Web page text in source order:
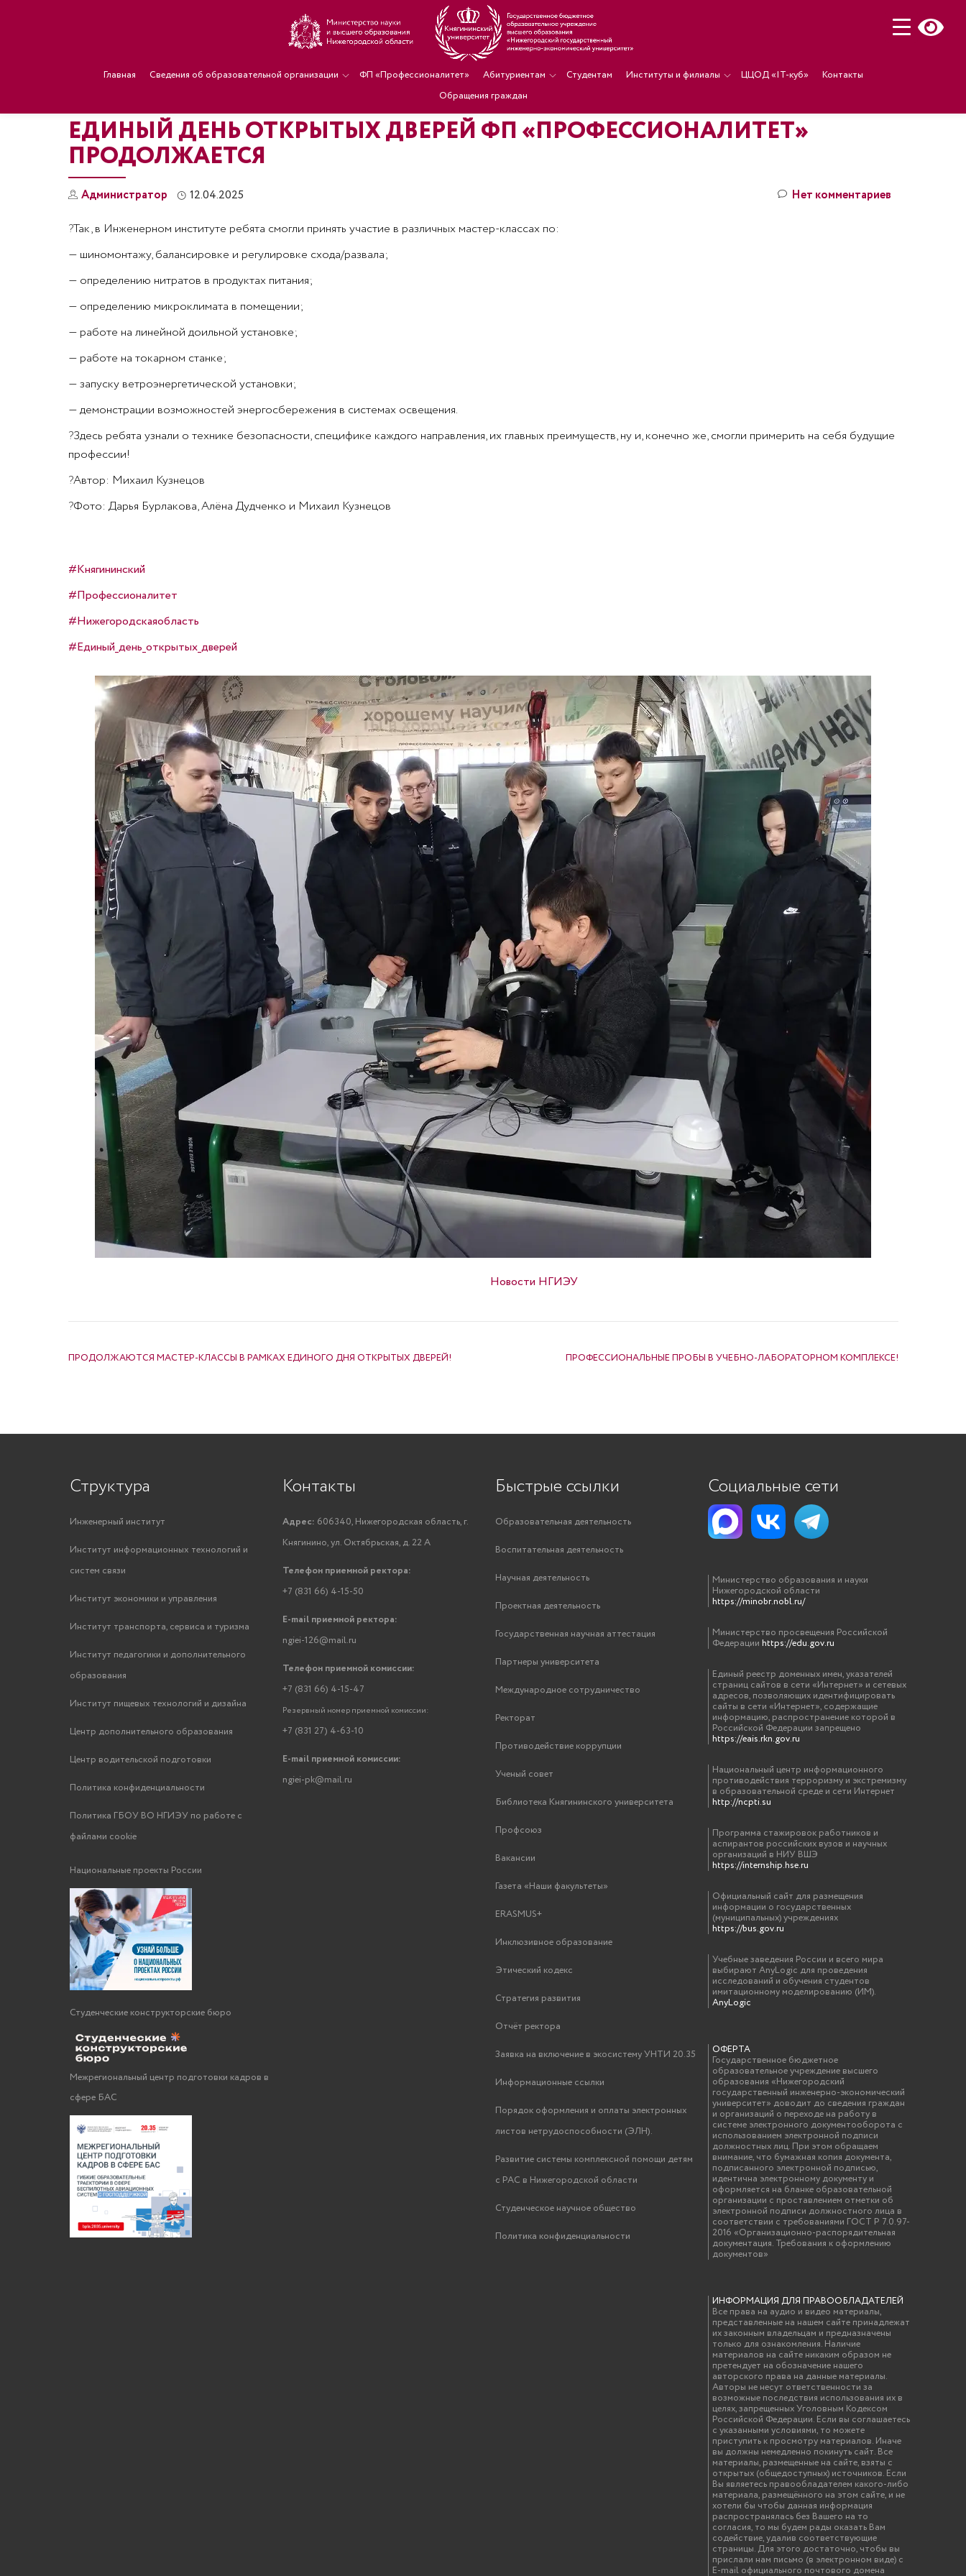
Главная Сведения об образовательной организации ФП «Профессионалитет» Абитуриентам Студентам Институты и филиалы ЦЦОД «IT-куб»
Контакты
Обращения граждан
ЕДИНЫЙ ДЕНЬ ОТКРЫТЫХ ДВЕРЕЙ ФП «ПРОФЕССИОНАЛИТЕТ»
ПРОДОЛЖАЕТСЯ
Администратор 12.04.2025 Нет комментариев
?Так, в Инженерном институте ребята смогли принять участие в различных мастер-классах по:
— шиномонтажу, балансировке и регулировке схода/развала;
— определению нитратов в продуктах питания;
— определению микроклимата в помещении;
— работе на линейной доильной установке;
— работе на токарном станке;
— запуску ветроэнергетической установки;
— демонстрации возможностей энергосбережения в системах освещения.
?Здесь ребята узнали о технике безопасности, специфике каждого направления, их главных преимуществ, ну и, конечно же, смогли примерить на себя будущие
профессии!
?Автор: Михаил Кузнецов
?Фото: Дарья Бурлакова, Алёна Дудченко и Михаил Кузнецов
#Княгининский
#Профессионалитет
#Нижегородскаяобласть
#Единый_день_открытых_дверей
Новости НГИЭУ
ПРОДОЛЖАЮТСЯ МАСТЕР-КЛАССЫ В РАМКАХ ЕДИНОГО ДНЯ ОТКРЫТЫХ ДВЕРЕЙ! ПРОФЕССИОНАЛЬНЫЕ ПРОБЫ В УЧЕБНО-ЛАБОРАТОРНОМ КОМПЛЕКСЕ!
Структура
Инженерный институт
Институт информационных технологий и
систем связи
Институт экономики и управления
Институт транспорта, сервиса и туризма
Институт педагогики и дополнительного
образования
Институт пищевых технологий и дизайна
Центр дополнительного образования
Центр водительской подготовки
Политика конфиденциальности
Политика ГБОУ ВО НГИЭУ по работе с
файлами cookie
Национальные проекты России
Студенческие конструкторские бюро
Межрегиональный центр подготовки кадров в
сфере БАС
Контакты
Адрес: 606340, Нижегородская область, г.
Княгинино, ул. Октябрьская, д. 22 А
Телефон приемной ректора:
+7 (831 66) 4-15-50
E-mail приемной ректора:
ngiei-126@mail.ru
Телефон приемной комиссии:
+7 (831 66) 4-15-47
Резервный номер приемной комиссии:
+7 (831 27) 4-63-10
E-mail приемной комиссии:
ngiei-pk@mail.ru
Быстрые ссылки
Образовательная деятельность
Воспитательная деятельность
Научная деятельность
Проектная деятельность
Государственная научная аттестация
Партнеры университета
Международное сотрудничество
Ректорат
Противодействие коррупции
Ученый совет
Библиотека Княгининского университета
Профсоюз
Вакансии
Газета «Наши факультеты»
ERASMUS+
Инклюзивное образование
Этический кодекс
Стратегия развития
Отчёт ректора
Заявка на включение в экосистему УНТИ 20.35
Информационные ссылки
Порядок оформления и оплаты электронных
листов нетрудоспособности (ЭЛН).
Развитие системы комплексной помощи детям
с РАС в Нижегородской области
Студенческое научное общество
Политика конфиденциальности
Социальные сети
Министерство образования и науки
Нижегородской области
https://minobr.nobl.ru/
Министерство просвещения Российской
Федерации https://edu.gov.ru
Единый реестр доменных имен, указателей
страниц сайтов в сети «Интернет» и сетевых
адресов, позволяющих идентифицировать
сайты в сети «Интернет», содержащие
информацию, распространение которой в
Российской Федерации запрещено
https://eais.rkn.gov.ru
Национальный центр информационного
противодействия терроризму и экстремизму
в образовательной среде и сети Интернет
http://ncpti.su
Программа стажировок работников и
аспирантов российских вузов и научных
организаций в НИУ ВШЭ
https://internship.hse.ru
Официальный сайт для размещения
информации о государственных
(муниципальных) учреждениях
https://bus.gov.ru
Учебные заведения России и всего мира
выбирают AnyLogic для проведения
исследований и обучения студентов
имитационному моделированию (ИМ).
AnyLogic
ОФЕРТА
Государственное бюджетное
образовательное учреждение высшего
образования «Нижегородский
государственный инженерно-экономический
университет» доводит до сведения граждан
и организаций о переходе на работу в
системе электронного документооборота с
использованием электронной подписи
должностных лиц. При этом обращаем
внимание, что бумажная копия документа,
подписанного электронной подписью,
идентична электронному документу и
оформляется на бланке образовательной
организации с проставлением отметки об
электронной подписи должностного лица в
соответствии с требованиями ГОСТ Р 7.0.97-
2016 «Организационно-распорядительная
документация. Требования к оформлению
документов»
ИНФОРМАЦИЯ ДЛЯ ПРАВООБЛАДАТЕЛЕЙ
Все права на аудио и видео материалы,
представленные на нашем сайте принадлежат
их законным владельцам и предназначены
только для ознакомления. Наличие
материалов на сайте никаким образом не
претендует на обозначение нашего
авторского права на данные материалы.
Авторы не несут ответственности за
возможные последствия использования их в
целях, запрещенных Уголовным Кодексом
Российской Федерации. Если вы соглашаетесь
с указанными условиями, то можете
приступить к просмотру материалов. Иначе
вы должны немедленно покинуть сайт. Все
материалы, размещенные на сайте, взяты с
открытых (общедоступных) источников. Если
Вы являетесь правообладателем какого-либо
материала, размещённого на этом сайте, и не
хотели бы чтобы данная информация
распространялась без Вашего на то
согласия, то мы будем рады оказать Вам
содействие, удалив соответствующие
страницы. Для этого достаточно, чтобы вы
прислали нам письмо (в электронном виде) с
E-mail официального почтового домена